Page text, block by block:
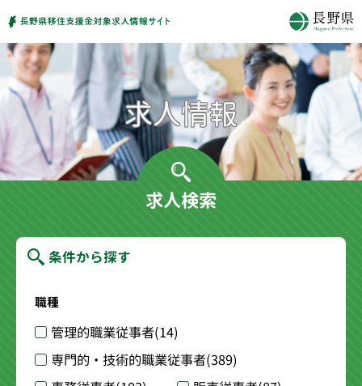
求人検索
条件から探す
職種
管理的職業従事者(14)
専門的・技術的職業従事者(389)